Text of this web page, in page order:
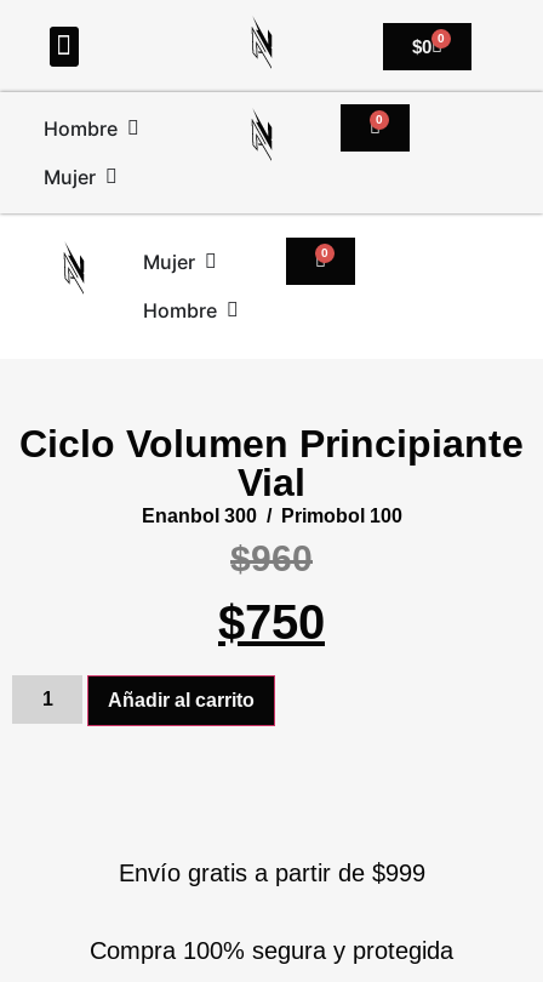
$0 0
Hombre
Mujer
0
Mujer
Hombre
0
Ciclo Volumen Principiante
Vial
Enanbol 300 / Primobol 100
$960
$750
Añadir al carrito
Envío gratis a partir de $999
Compra 100% segura y protegida